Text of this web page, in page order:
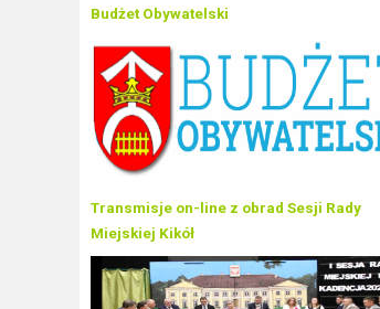
Budżet Obywatelski
Transmisje on-line z obrad Sesji Rady
Miejskiej Kikół